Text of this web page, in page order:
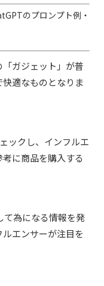
のプロンプト例・
ガジェット」が普
適なものとなりま
ックし、インフルエ
に商品を購入する
て為になる情報を発
エンサーが注目を